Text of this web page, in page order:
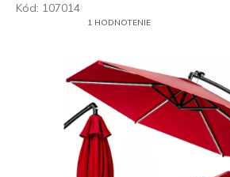
Kód: 107014
PRIEMERNÉ
HVIEZDIČIEK.
1 HODNOTENIE